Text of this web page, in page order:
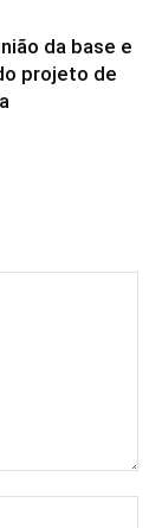
da base e
projeto de